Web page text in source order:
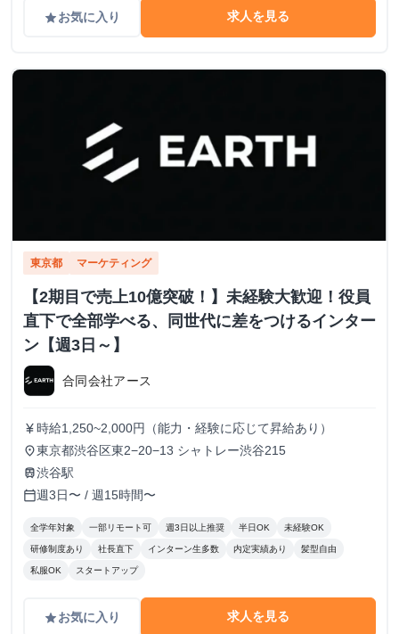
gradeお気に入り 求人を見る
東京都 マーケティング
【2期目で売上10億突破！】未経験大歓迎！役員
直下で全部学べる、同世代に差をつけるインター
ン【週3日～】
合同会社アース
currency_yen 時給1,250~2,000円（能力・経験に応じて昇給あり）
place東京都渋谷区東2−20−13 シャトレー渋谷215
train渋谷駅
calendar_today週3日〜 / 週15時間〜
全学年対象 一部リモート可 週3日以上推奨 半日OK 未経験OK
研修制度あり 社長直下 インターン生多数 内定実績あり 髪型自由
私服OK スタートアップ
gradeお気に入り 求人を見る